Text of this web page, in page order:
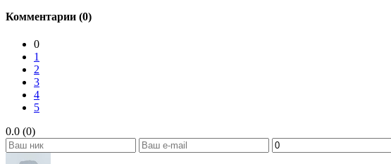
Комментарии (0)
0
1
2
3
4
5
0.0 (0)